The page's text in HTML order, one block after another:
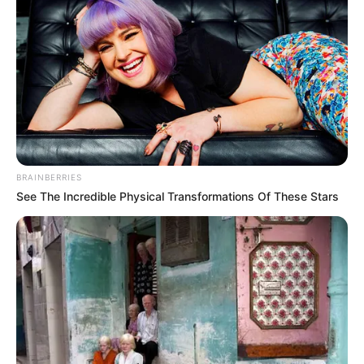
As formaturas em diversas cidades
A rede de Atenção Primária à Saúde, das mais diversas Prefeituras
do país, ganha mais um reforço com a conclusão dos profissionais
de saúde em cursos técnicos para Agentes Comunitários de Saúde
(ACS) e para Agentes de Combate às Endemias (ACE) e que irão
atuar em suas respectivas áreas de abrangência. Tendo concluído
o cursos, que durou dez meses.
BRAINBERRIES
See The Incredible Physical Transformations Of These Stars